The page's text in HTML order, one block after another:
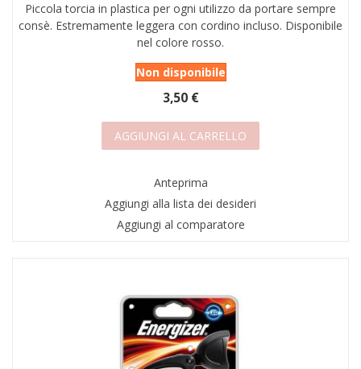
Piccola torcia in plastica per ogni utilizzo da portare sempre
consè. Estremamente leggera con cordino incluso. Disponibile
nel colore rosso.
Non disponibile
3,50 €
AGGIUNGI AL CARRELLO
Anteprima
Aggiungi alla lista dei desideri
Aggiungi al comparatore